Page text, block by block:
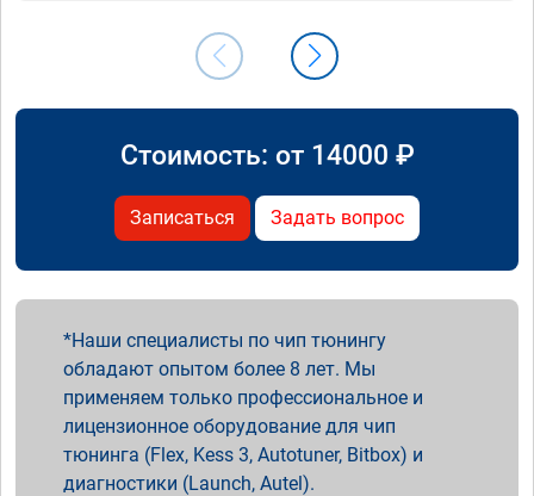
Стоимость: от 14000 ₽
Записаться Задать вопрос
Наши специалисты по чип тюнингу
обладают опытом более 8 лет. Мы
применяем только профессиональное и
лицензионное оборудование для чип
тюнинга (Flex, Kess 3, Autotuner, Bitbox) и
диагностики (Launch, Autel).